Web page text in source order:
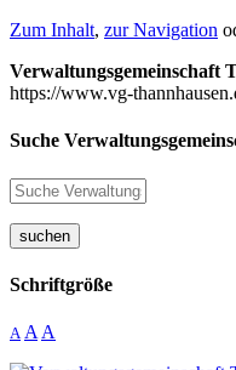
Zum Inhalt, zur Navigation
Verwaltungsgemeinschaft
https://www.vg-
Suche
suchen
Schriftgröße
A A A